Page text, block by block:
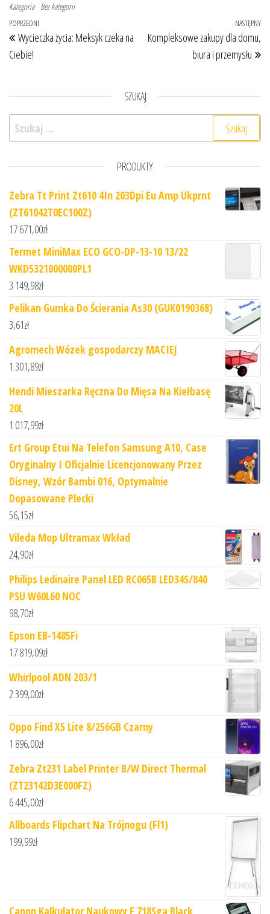
Kategoria Bez kategorii
Nawigacja wpisu
Poprzedni wpis
POPRZEDNI
Wycieczka życia: Meksyk czeka na
Ciebie!
NASTĘPNY
Kompleksowe zakupy dla domu,
biura i przemysłu
SZUKAJ
Szukaj:
PRODUKTY
Zebra Tt Print Zt610 4In 203Dpi Eu Amp Ukprnt
(ZT61042T0EC100Z)
17 671,00zł
Termet MiniMax ECO GCO-DP-13-10 13/22
WKD5321000000PL1
3 149,98zł
Pelikan Gumka Do Ścierania As30 (GUK0190368)
3,61zł
Agromech Wózek gospodarczy MACIEJ
1 301,89zł
Hendi Mieszarka Ręczna Do Mięsa Na Kiełbasę
20L
1 017,99zł
Ert Group Etui Na Telefon Samsung A10, Case
Oryginalny I Oficjalnie Licencjonowany Przez
Disney, Wzór Bambi 016, Optymalnie
Dopasowane Plecki
56,15zł
Vileda Mop Ultramax Wkład
24,90zł
Philips Ledinaire Panel LED RC065B LED34S/840
PSU W60L60 NOC
98,70zł
Epson EB-1485Fi
17 819,09zł
Whirlpool ADN 203/1
2 399,00zł
Oppo Find X5 Lite 8/256GB Czarny
1 896,00zł
Zebra Zt231 Label Printer B/W Direct Thermal
(ZT23142D3E000FZ)
6 445,00zł
Allboards Flipchart Na Trójnogu (Fl1)
199,99zł